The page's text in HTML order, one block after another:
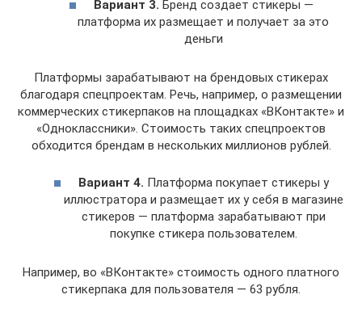
Вариант 3. Бренд создает стикеры —
платформа их размещает и получает за это
деньги
Платформы зарабатывают на брендовых стикерах
благодаря спецпроектам. Речь, например, о размещении
коммерческих стикерпаков на площадках «ВКонтакте» и
«Одноклассники». Стоимость таких спецпроектов
обходится брендам в нескольких миллионов рублей.
Вариант 4. Платформа покупает стикеры у
иллюстратора и размещает их у себя в магазине
стикеров — платформа зарабатывают при
покупке стикера пользователем.
Например, во «ВКонтакте» стоимость одного платного
стикерпака для пользователя — 63 рубля.